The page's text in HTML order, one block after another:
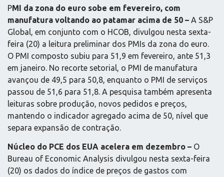
PMI da zona do euro sobe em fevereiro, com
manufatura voltando ao patamar acima de 50 – A S&P
Global, em conjunto com o HCOB, divulgou nesta sexta-
feira (20) a leitura preliminar dos PMIs da zona do euro.
O PMI composto subiu para 51,9 em fevereiro, ante 51,3
em janeiro. No recorte setorial, o PMI de manufatura
avançou de 49,5 para 50,8, enquanto o PMI de serviços
passou de 51,6 para 51,8. A pesquisa também apresenta
leituras sobre produção, novos pedidos e preços,
mantendo o indicador agregado acima de 50, nível que
separa expansão de contração.
Núcleo do PCE dos EUA acelera em dezembro – O
Bureau of Economic Analysis divulgou nesta sexta-feira
(20) os dados do índice de preços de gastos com